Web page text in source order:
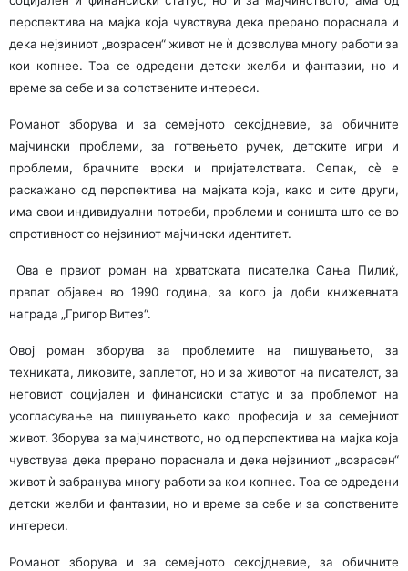
перспек­тива на мајка која чувствува дека прерано пораснала и
дека нејзиниот „возрасен“ живот не ѝ дозволува многу работи за
кои копнее. Тоа се одредени детски желби и фантазии, но и
време за себе и за сопствените интереси.
Романот зборува и за семејното секојдневие, за обичните
мајчински проблеми, за готвењето ручек, детските игри и
проблеми, брачните врски и пријателствата. Сепак, сè е
раскажано од перспектива на мајката која, како и сите други,
има свои индивидуални потреби, проблеми и соништа што се во
спротивност со нејзиниот мајчински идентитет.
Ова е првиот роман на хрватската писателка Сања Пилиќ,
првпат објавен во 1990 година, за кого ја доби книжевната
награда „Григор Витез“.
Овој роман зборува за проблемите на пишувањето, за
техниката, ликовите, заплетот, но и за животот на писателот, за
неговиот социјален и финансиски статус и за проблемот на
усогласување на пишувањето како професија и за семејниот
живот. Зборува за мајчинството, но од перспектива на мајка која
чувствува дека прерано пораснала и дека нејзиниот „возрасен“
живот ѝ забранува многу работи за кои копнее. Тоа се одредени
детски желби и фантазии, но и време за себе и за сопствените
интереси.
Романот зборува и за семејното секојдневие, за обичните